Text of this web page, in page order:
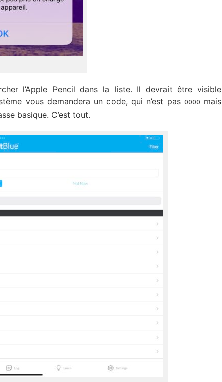
l’Apple Pencil dans la liste. Il devrait être visible
vous demandera un code, qui n’est pas 0000 mais
basique. C’est tout.